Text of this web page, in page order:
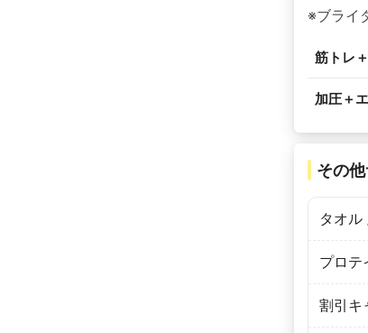
※ブライ
筋トレ
加圧＋
その
タオ
プロテ
割引キ